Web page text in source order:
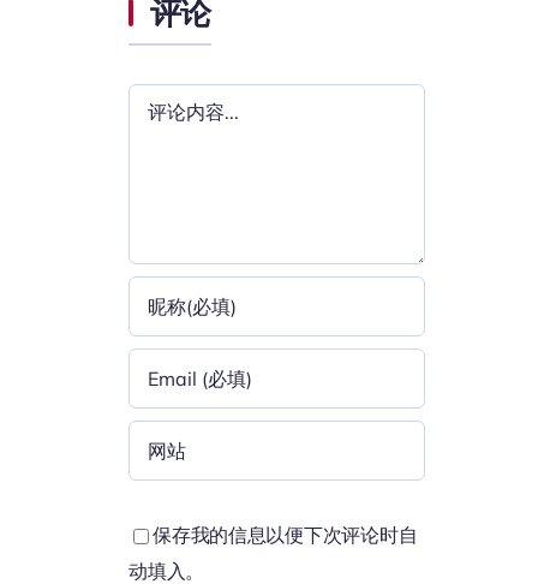
评论
保存我的信息以便下次评论时自
动填入。